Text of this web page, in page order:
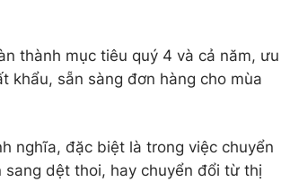
thành mục tiêu quý 4 và cả năm, ưu
khẩu, sẵn sàng đơn hàng cho mùa
nghĩa, đặc biệt là trong việc chuyển
dệt thoi, hay chuyển đổi từ thị